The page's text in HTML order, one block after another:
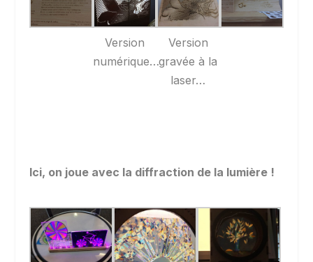
Version
numérique…
Version
gravée à la
laser…
Ici, on joue avec la diffraction de la lumière !